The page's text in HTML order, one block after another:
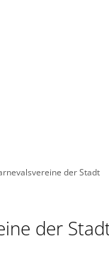
der Stadt
der